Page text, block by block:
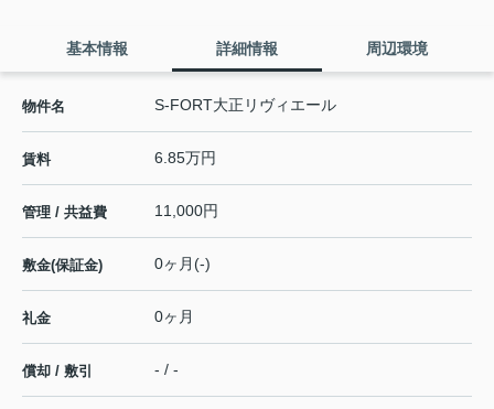
基本情報 詳細情報 周辺環境
物件名 S-FORT大正リヴィエール
賃料 6.85万円
管理 / 共益費 11,000円
敷金(保証金) 0ヶ月(-)
礼金 0ヶ月
償却 / 敷引 - / -